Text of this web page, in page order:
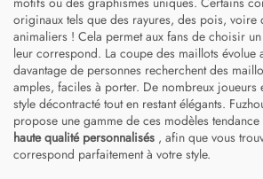
originaux tels que des rayures, des pois, voire
animaliers ! Cela permet aux fans de choisir
leur correspond. La coupe des maillots évolue
davantage de personnes recherchent des
amples, faciles à porter. De nombreux joueurs
style décontracté tout en restant élégants.
propose une gamme de ces modèles tendance
haute qualité personnalisés , afin que vous
correspond parfaitement à votre style.